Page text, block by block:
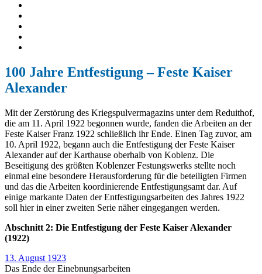
100 Jahre Entfestigung – Feste Kaiser
Alexander
Mit der Zerstörung des Kriegspulvermagazins unter dem Reduithof,
die am 11. April 1922 begonnen wurde, fanden die Arbeiten an der
Feste Kaiser Franz 1922 schließlich ihr Ende. Einen Tag zuvor, am
10. April 1922, begann auch die Entfestigung der Feste Kaiser
Alexander auf der Karthause oberhalb von Koblenz. Die
Beseitigung des größten Koblenzer Festungswerks stellte noch
einmal eine besondere Herausforderung für die beteiligten Firmen
und das die Arbeiten koordinierende Entfestigungsamt dar. Auf
einige markante Daten der Entfestigungsarbeiten des Jahres 1922
soll hier in einer zweiten Serie näher eingegangen werden.
Abschnitt 2: Die Entfestigung der Feste Kaiser Alexander
(1922)
13. August 1923
Das Ende der Einebnungsarbeiten